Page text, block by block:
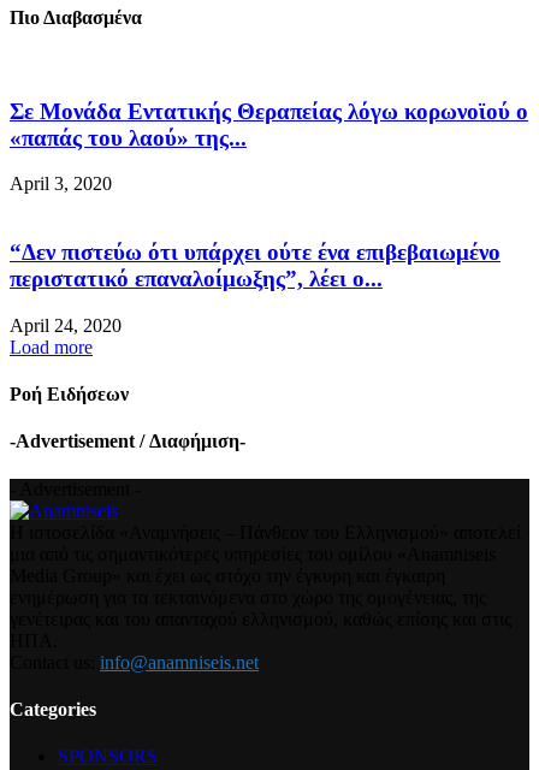
Πιο Διαβασμένα
Σε Μονάδα Εντατικής Θεραπείας λόγω κορωνοϊού ο
«παπάς του λαού» της...
April 3, 2020
“Δεν πιστεύω ότι υπάρχει ούτε ένα επιβεβαιωμένο
περιστατικό επαναλοίμωξης”, λέει ο...
April 24, 2020
Load more
Ροή Ειδήσεων
-Advertisement / Διαφήμιση-
info@anamniseis.net
Categories
SPONSORS